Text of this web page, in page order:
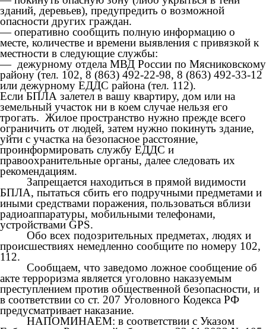
зданий, деревьев), предупредить о возможной
опасности других граждан.
— оперативно сообщить полную информацию о
месте, количестве и времени выявления с привязкой к
местности в следующие службы:
— дежурному отдела МВД России по Мясниковскому
району (тел. 102, 8 (863) 492-22-98, 8 (863) 492-33-12
или дежурному ЕДДС района (тел. 112).
Если БПЛА залетел в вашу квартиру, дом или на
земельный участок ни в коем случае нельзя его
трогать. Жилое пространство нужно прежде всего
ограничить от людей, затем нужно покинуть здание,
уйти с участка на безопасное расстояние,
проинформировать службу ЕДДС и
правоохранительные органы, далее следовать их
рекомендациям.
Запрещается находиться в прямой видимости
БПЛА, пытаться сбить его подручными предметами и
иными средствами поражения, пользоваться вблизи
радиоаппаратуры, мобильными телефонами,
устройствами GPS.
Обо всех подозрительных предметах, людях и
происшествиях немедленно сообщите по номеру 102,
112.
Сообщаем, что заведомо ложное сообщение об
акте терроризма является уголовно наказуемым
преступлением против общественной безопасности, и
в соответствии со ст. 207 Уголовного Кодекса РФ
предусматривает наказание.
НАПОМИНАЕМ: в соответствии с Указом